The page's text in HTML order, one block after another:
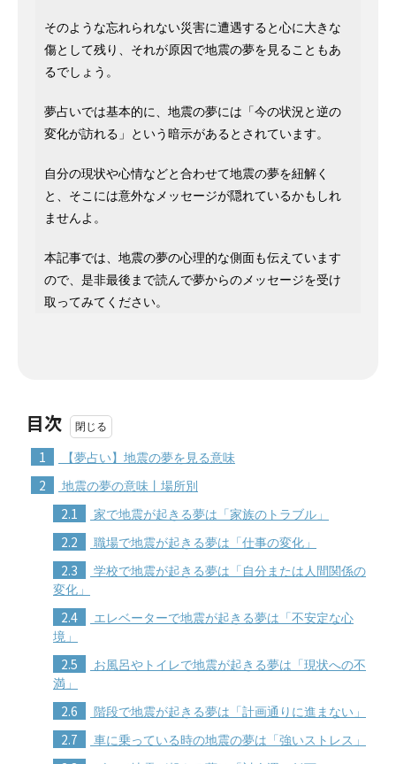
そのような忘れられない災害に遭遇すると心に大きな
傷として残り、それが原因で地震の夢を見ることもあ
るでしょう。
夢占いでは基本的に、地震の夢には「今の状況と逆の
変化が訪れる」という暗示があるとされています。
自分の現状や心情などと合わせて地震の夢を紐解く
と、そこには意外なメッセージが隠れているかもしれ
ませんよ。
本記事では、地震の夢の心理的な側面も伝えています
ので、是非最後まで読んで夢からのメッセージを受け
取ってみてください。
目次
1 【夢占い】地震の夢を見る意味
2 地震の夢の意味丨場所別
2.1 家で地震が起きる夢は「家族のトラブル」
2.2 職場で地震が起きる夢は「仕事の変化」
2.3
学校で地震が起きる夢は「自分または人間関係の
変化」
2.4
エレベーターで地震が起きる夢は「不安定な心
境」
2.5
お風呂やトイレで地震が起きる夢は「現状への不
満」
2.6 階段で地震が起きる夢は「計画通りに進まない」
2.7 車に乗っている時の地震の夢は「強いストレス」